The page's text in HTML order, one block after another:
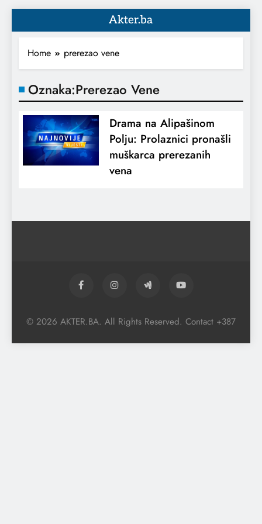
Akter.ba
Home prerezao vene
Oznaka:Prerezao Vene
Drama na Alipašinom
Polju: Prolaznici pronašli
muškarca prerezanih
vena
© 2026 AKTER.BA. All Rights Reserved. Contact +387